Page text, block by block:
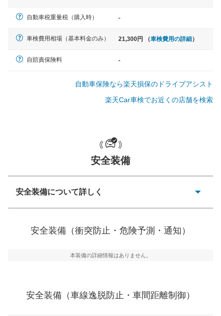
ノア、セレナ、プリウス、カロー
ラ、ステップワゴン など
大型車
クラウン、アルファード、フォレ
カD:5 など
自動車税重量税（購入時） -
車検費用相場（基本料金のみ） 21,300円 （車検費用の詳細）
自賠責保険料 -
自動車保険なら楽天損保のドライブアシスト
楽天Car車検でお近くの店舗を検索
安全装備
安全装備について詳しく
ーキアシスト、ABSなどが装備されています。
車線逸脱防止
車線のはみだしやふらつきを防止するためにレーンキー
安全装備（衝突防止・危険予測・通知）
本装備の詳細情報はありません。
安全装備（車線逸脱防止・車間距離制御）